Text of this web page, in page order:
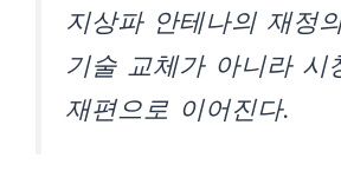
지상파 안테나의 재정
기술 교체가 아니라 시
재편으로 이어진다.